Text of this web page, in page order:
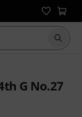
Börja
G No.27